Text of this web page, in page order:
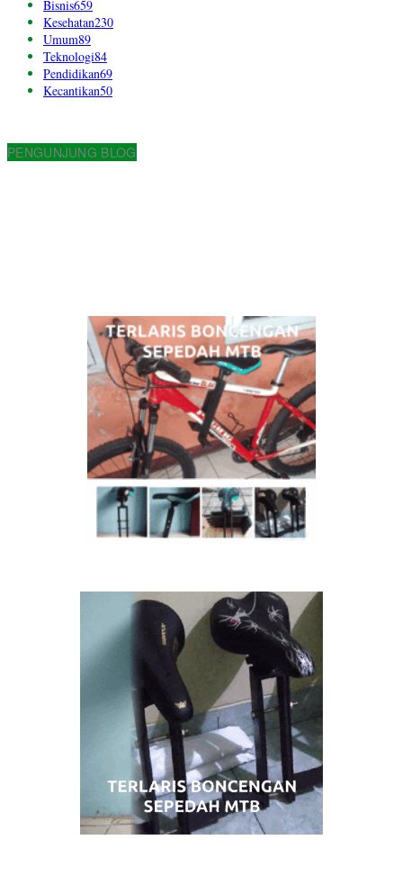
Bisnis659
Kesehatan230
Umum89
Teknologi84
Pendidikan69
Kecantikan50
PENGUNJUNG BLOG